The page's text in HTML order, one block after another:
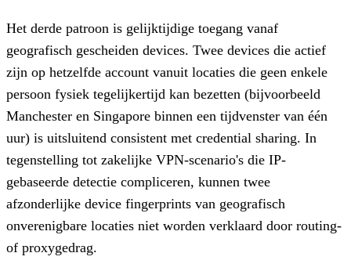
Het derde patroon is gelijktijdige toegang vanaf
geografisch gescheiden devices. Twee devices die actief
zijn op hetzelfde account vanuit locaties die geen enkele
persoon fysiek tegelijkertijd kan bezetten (bijvoorbeeld
Manchester en Singapore binnen een tijdvenster van één
uur) is uitsluitend consistent met credential sharing. In
tegenstelling tot zakelijke VPN-scenario's die IP-
gebaseerde detectie compliceren, kunnen twee
afzonderlijke device fingerprints van geografisch
onverenigbare locaties niet worden verklaard door routing-
of proxygedrag.